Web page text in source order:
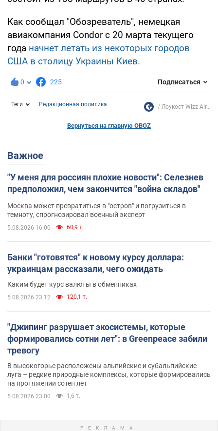
Как сообщал "Обозреватель", немецкая
авиакомпания Condor с 20 марта текущего
года начнет летать из некоторых городов
США в столицу Украины Киев.
0 225 Подписаться
Теги Редакционная политика Лоукост Wizz Air...
Вернуться на главную OBOZ
Важное
"У меня для россиян плохие новости": Селезнев
предположил, чем закончится "война складов"
Москва может превратиться в "остров" и погрузиться в
темноту, спрогнозировал военный эксперт
5.08.2026 16:00 60,9 т.
Банки "готовятся" к новому курсу доллара:
украинцам рассказали, чего ожидать
Каким будет курс валюты в обменниках
5.08.2026 23:12 120,1 т.
"Джипинг разрушает экосистемы, которые
формировались сотни лет": в Greenpeace забили
тревогу
В высокогорье расположены альпийские и субальпийские
луга – редкие природные комплексы, которые формировались
на протяжении сотен лет
5.08.2026 23:00 1,6 т.